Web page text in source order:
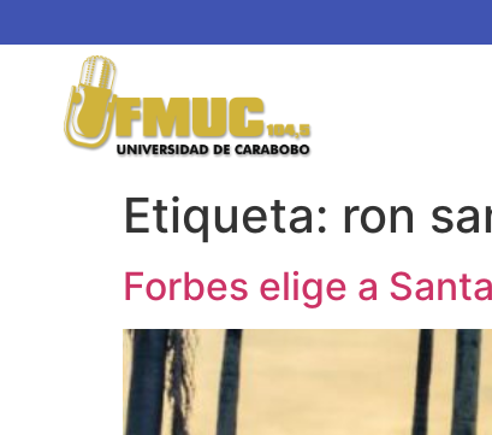
Etiqueta: ron
Forbes elige a